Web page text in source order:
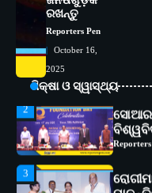
ରଖନ୍ତୁ
Reporters Pen
October 16,
2025
ଶିକ୍ଷା ଓ ସ୍ୱାସ୍ଥ୍ୟ
2
Reporters
3
Reporters
4
ସୋଆ